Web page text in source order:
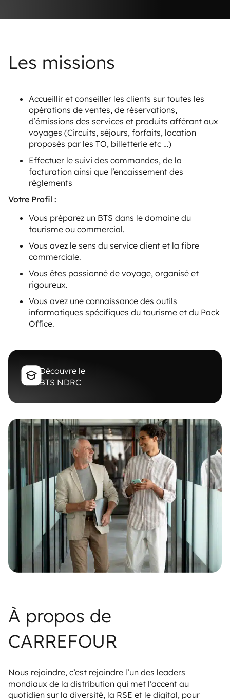
Les missions
Accueillir et conseiller les clients sur toutes les
opérations de ventes, de réservations,
d’émissions des services et produits afférant aux
voyages (Circuits, séjours, forfaits, location
proposés par les TO, billetterie etc …)
Effectuer le suivi des commandes, de la
facturation ainsi que l’encaissement des
règlements
Votre Profil :
Vous préparez un BTS dans le domaine du
tourisme ou commercial.
Vous avez le sens du service client et la fibre
commerciale.
Vous êtes passionné de voyage, organisé et
rigoureux.
Vous avez une connaissance des outils
informatiques spécifiques du tourisme et du Pack
Office.
Découvre le
BTS NDRC
À propos de
CARREFOUR
Nous rejoindre, c’est rejoindre l’un des leaders
mondiaux de la distribution qui met l’accent au
quotidien sur la diversité, la RSE et le digital, pour